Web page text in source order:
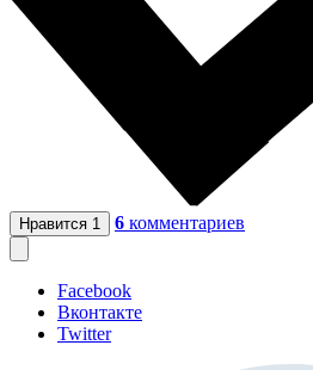
Нравится 1 6 комментариев
Facebook
Вконтакте
Twitter